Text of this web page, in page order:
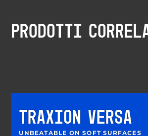
PRODOTTI
TRAXION VERSA
UNBEATABLE ON SOFT SURFACES